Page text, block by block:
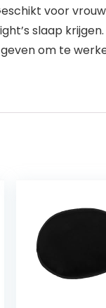
voor
slaap krijgen.
om te